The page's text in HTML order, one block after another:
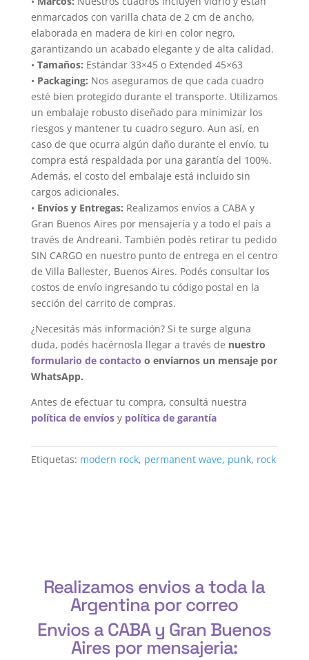
enmarcados con varilla chata de 2 cm de ancho,
elaborada en madera de kiri en color negro,
garantizando un acabado elegante y de alta calidad.
• Tamaños: Estándar 33×45 o Extended 45×63
• Packaging: Nos aseguramos de que cada cuadro
esté bien protegido durante el transporte. Utilizamos
un embalaje robusto diseñado para minimizar los
riesgos y mantener tu cuadro seguro. Aun así, en
caso de que ocurra algún daño durante el envío, tu
compra está respaldada por una garantía del 100%.
Además, el costo del embalaje está incluido sin
cargos adicionales.
• Envíos y Entregas: Realizamos envíos a CABA y
Gran Buenos Aires por mensajería y a todo el país a
través de Andreani. También podés retirar tu pedido
SIN CARGO en nuestro punto de entrega en el centro
de Villa Ballester, Buenos Aires. Podés consultar los
costos de envío ingresando tu código postal en la
sección del carrito de compras.
¿Necesitás más información? Si te surge alguna
duda, podés hacérnosla llegar a través de nuestro
formulario de contacto o enviarnos un mensaje por
WhatsApp.
Antes de efectuar tu compra, consultá nuestra
política de envíosy política de garantía
Etiquetas: modern rock, permanent wave, punk, rock
Realizamos envios a toda la
Argentina por correo
Envios a CABA y Gran Buenos
Aires por mensajeria: